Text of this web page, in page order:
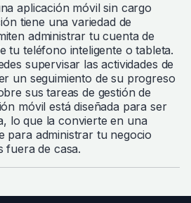
aplicación móvil sin cargo
tiene una variedad de
administrar tu cuenta de
tu teléfono inteligente o tableta.
supervisar las actividades de
un seguimiento de su progreso
sus tareas de gestión de
móvil está diseñada para ser
lo que la convierte en una
para administrar tu negocio
fuera de casa.